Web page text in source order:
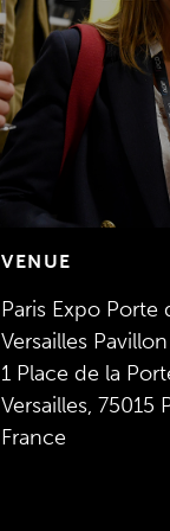
vous
VENUE
Paris Expo Porte
Versailles Pavillon
1 Place de la
Versailles, 75015
France